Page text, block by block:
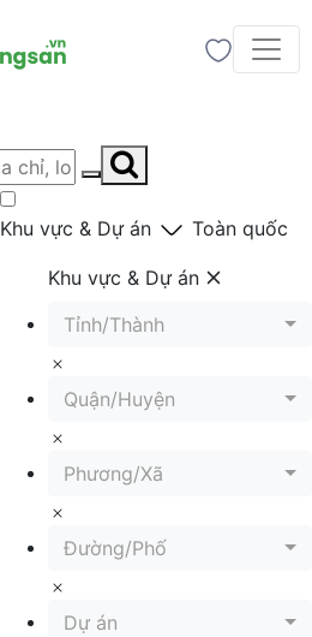
Khu vực & Dự án Toàn quốc
Khu vực & Dự án
Tỉnh/Thành
Quận/Huyện
Phương/Xã
Đường/Phố
Dự án